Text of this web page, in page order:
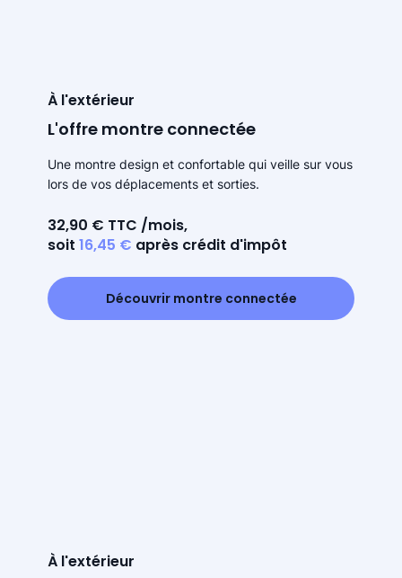
À l'extérieur
L'offre montre connectée
Une montre design et confortable qui veille sur vous
lors de vos déplacements et sorties.
32,90 € TTC /mois,
soit 16,45 € après crédit d'impôt
Découvrir montre connectée
À l'extérieur